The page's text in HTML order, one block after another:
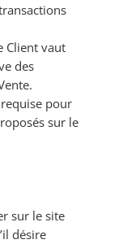
Client vaut
des
pour
sur le
sur le site
désire